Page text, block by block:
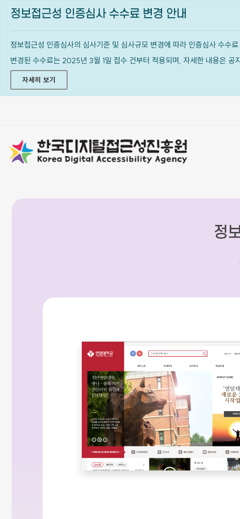
정보접근성 인증심사 수수료 변경 안내
정보접근성 인증심사의 심사기준 및 심사규모 변경에 따라 인증심사 수수
변경된 수수료는 2025년 3월 1일 접수 건부터 적용되며, 자세한 내용은 공
자세히 보기
정